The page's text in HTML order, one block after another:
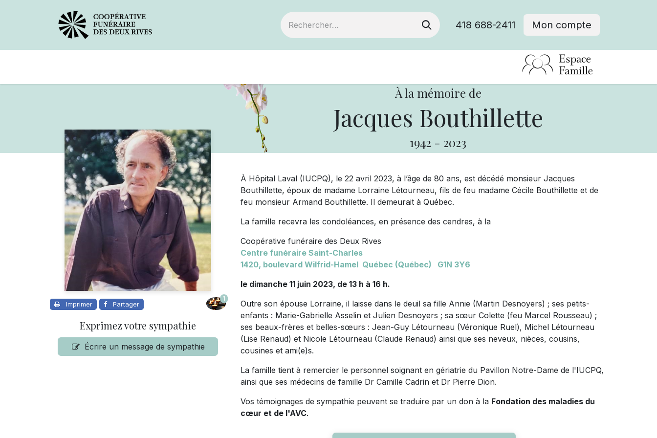
418 688-2411 Mon compte
À la mémoire de
Jacques Bouthillette
1942 - 2023
Imprimer Partager
1
Exprimez votre sympathie
Écrire un message de sympathie
À Hôpital Laval (IUCPQ), le 22 avril 2023, à l’âge de 80 ans, est décédé monsieur Jacques
Bouthillette, époux de madame Lorraine Létourneau, fils de feu madame Cécile Bouthillette et de
feu monsieur Armand Bouthillette. Il demeurait à Québec.
La famille recevra les condoléances, en présence des cendres, à la
Coopérative funéraire des Deux Rives
Centre funéraire Saint-Charles
1420, boulevard Wilfrid-Hamel Québec (Québec) G1N 3Y6
le dimanche 11 juin 2023, de 13 h à 16 h.
Outre son épouse Lorraine, il laisse dans le deuil sa fille Annie (Martin Desnoyers) ; ses petits-
enfants : Marie-Gabrielle Asselin et Julien Desnoyers ; sa sœur Colette (feu Marcel Rousseau) ;
ses beaux-frères et belles-sœurs : Jean-Guy Létourneau (Véronique Ruel), Michel Létourneau
(Lise Renaud) et Nicole Létourneau (Claude Renaud) ainsi que ses neveux, nièces, cousins,
cousines et ami(e)s.
La famille tient à remercier le personnel soignant en gériatrie du Pavillon Notre-Dame de l'IUCPQ,
ainsi que ses médecins de famille Dr Camille Cadrin et Dr Pierre Dion.
Vos témoignages de sympathie peuvent se traduire par un don à la Fondation des maladies du
cœur et de l'AVC.